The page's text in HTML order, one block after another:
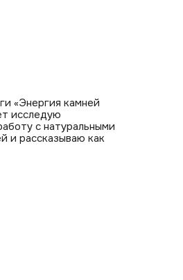
«Энергия камней
исследую
с натуральными
и рассказываю как